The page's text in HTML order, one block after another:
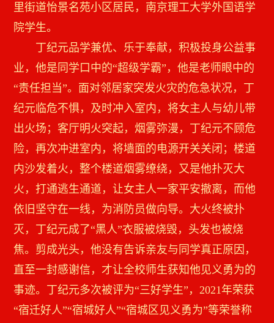
里街道怡景名苑小区居民，南京理工大学外国语学
院学生。
丁纪元品学兼优、乐于奉献，积极投身公益事
业，他是同学口中的“超级学霸”，他是老师眼中的
“责任担当”。面对邻居家突发火灾的危急状况，丁
纪元临危不惧，及时冲入室内，将女主人与幼儿带
出火场；客厅明火突起，烟雾弥漫，丁纪元不顾危
险，再次冲进室内，将墙面的电源开关关闭；楼道
内沙发着火，整个楼道烟雾缭绕，又是他扑灭大
火，打通逃生通道，让女主人一家平安撤离，而他
依旧坚守在一线，为消防员做向导。大火终被扑
灭，丁纪元成了“黑人”衣服被烧毁，头发也被烧
焦。剪成光头，他没有告诉亲友与同学真正原因，
直至一封感谢信，才让全校师生获知他见义勇为的
事迹。丁纪元多次被评为“三好学生”，2021年荣获
“宿迁好人”“宿城好人”“宿城区见义勇为”等荣誉称